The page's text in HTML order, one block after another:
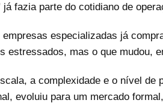
já fazia parte do cotidiano de
especializadas já
estressados, mas o que mudou,
a complexidade e o nível
evoluiu para um mercado